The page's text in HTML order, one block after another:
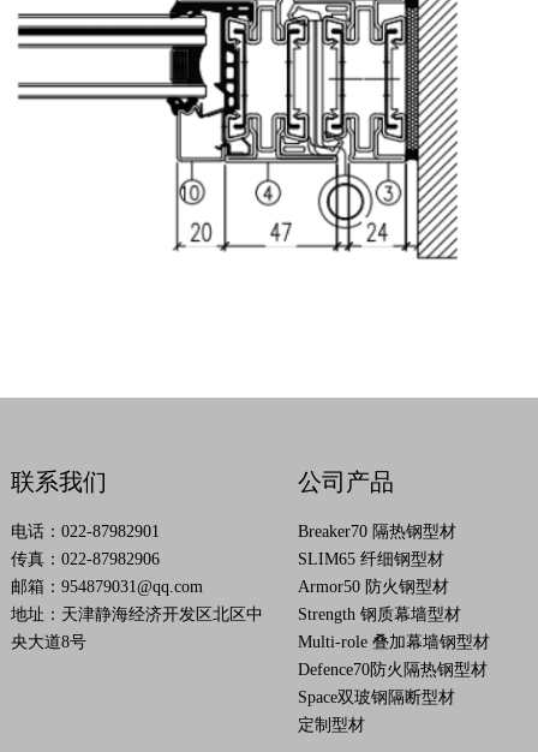
联系我们
电话：022-87982901
传真：022-87982906
邮箱： 954879031@qq.com
地址：天津静海经济开发区北区中
央大道8号
公司产品
Breaker70 隔热钢型材
SLIM65 纤细钢型材
Armor50 防火钢型材
Strength 钢质幕墙型材
Multi-role 叠加幕墙钢型材
Defence70防火隔热钢型材
Space双玻钢隔断型材
定制型材